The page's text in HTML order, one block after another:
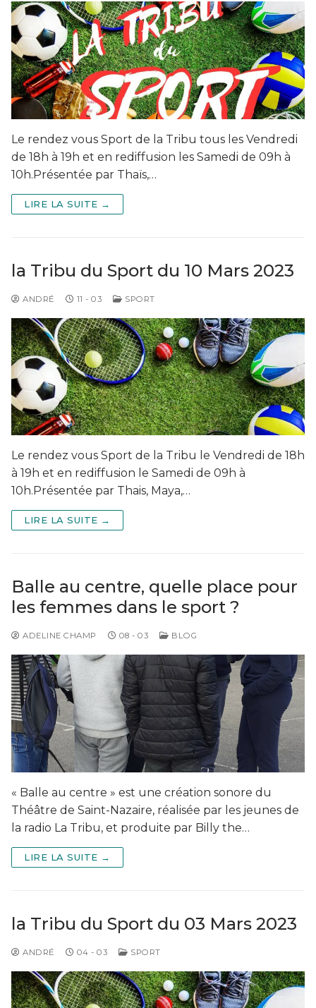
Le rendez vous Sport de la Tribu tous les Vendredi
de 18h à 19h et en rediffusion les Samedi de 09h à
10h.Présentée par Thaïs,…
LIRE LA SUITE →
la Tribu du Sport du 10 Mars 2023
ANDRÉ 11 - 03 SPORT
Le rendez vous Sport de la Tribu le Vendredi de 18h
à 19h et en rediffusion le Samedi de 09h à
10h.Présentée par Thais, Maya,…
LIRE LA SUITE →
Balle au centre, quelle place pour
les femmes dans le sport ?
ADELINE CHAMP 08 - 03 BLOG
« Balle au centre » est une création sonore du
Théâtre de Saint-Nazaire, réalisée par les jeunes de
la radio La Tribu, et produite par Billy the…
LIRE LA SUITE →
la Tribu du Sport du 03 Mars 2023
ANDRÉ 04 - 03 SPORT